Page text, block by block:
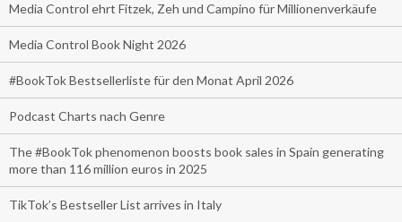
Media Control ehrt Fitzek, Zeh und Campino für Millionenverkäufe
Media Control Book Night 2026
#BookTok Bestsellerliste für den Monat April 2026
Podcast Charts nach Genre
The #BookTok phenomenon boosts book sales in Spain generating
more than 116 million euros in 2025
TikTok’s Bestseller List arrives in Italy